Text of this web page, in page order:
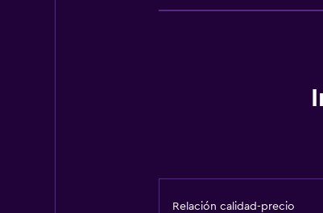
Relación calidad-precio